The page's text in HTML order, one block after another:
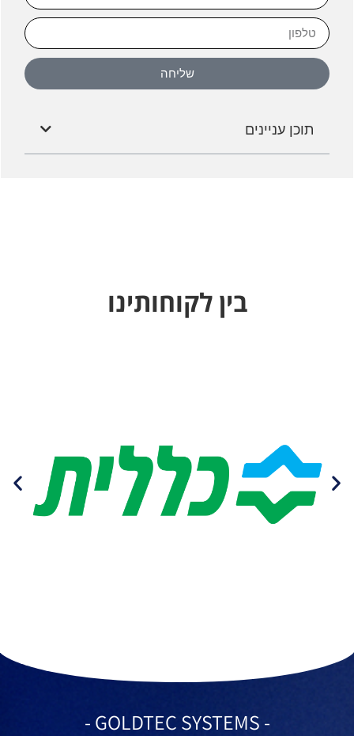
שליחה
תוכן עניינים
בין לקוחותינו
- GOLDTEC SYSTEMS -